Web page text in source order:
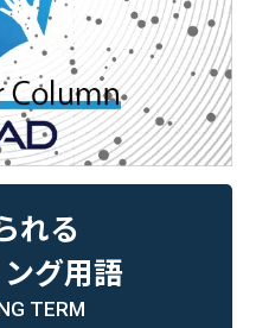
れる
グ用語
TERM